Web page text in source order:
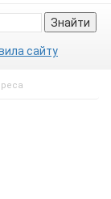
Знайти
сайту